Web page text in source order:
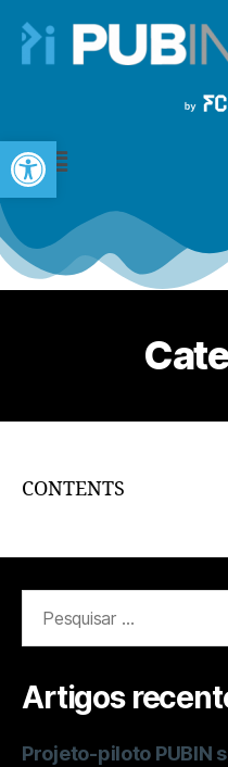
Open toolbar
CONTENTS
Artigos
Projeto-piloto PUBIN